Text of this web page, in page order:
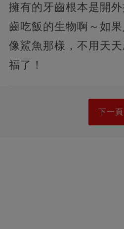
擁有的牙齒根本是開
齒吃飯的生物啊～如
像鯊魚那樣，不用天
福了！
下一頁